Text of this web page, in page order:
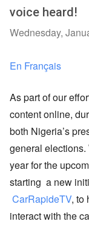
voice heard!
Wednesday,
En Français
As part of our
content online,
both Nigeria’s
general
year for the
starting  a new
CarRapideTV, to
interact with the